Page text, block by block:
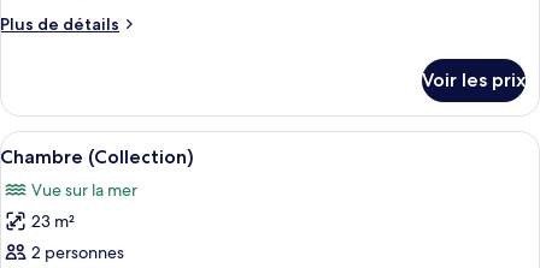
chambre :
jardin
(Collection)
Plus de détails
Plus
le
type
de
Chambre,
vue
(Collection)
Voir les prix
Afficher
toutes
les
photos
pour
Une chambre d’hôtel moderne
8
Chambre (Collection)
Vue sur la mer
23 m²
2 personnes